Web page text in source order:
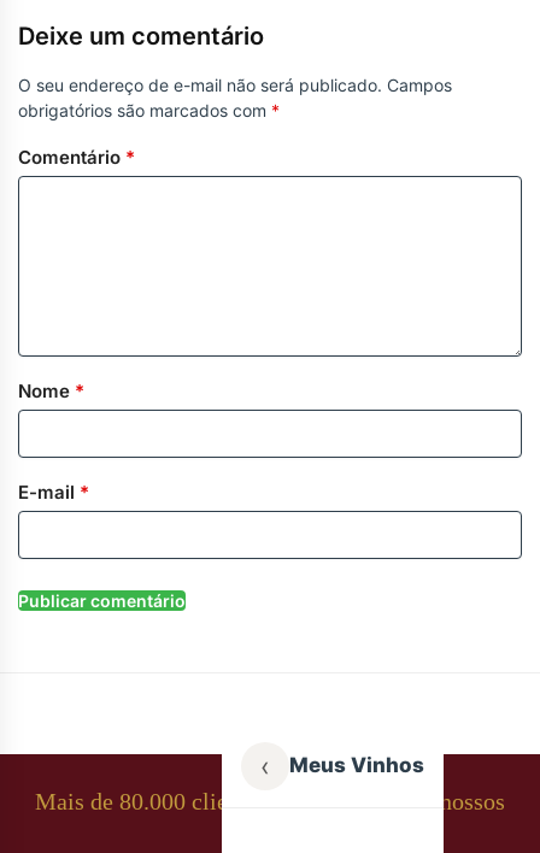
Deixe um comentário
O seu endereço de e-mail não será publicado. Campos
obrigatórios são marcados com *
Comentário *
Nome *
E-mail *
‹ Meus Vinhos
Mais de 80.000 clientes apaixonados por nossos